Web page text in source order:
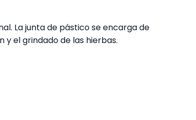
La junta de pástico se encarga de
el grindado de las hierbas.